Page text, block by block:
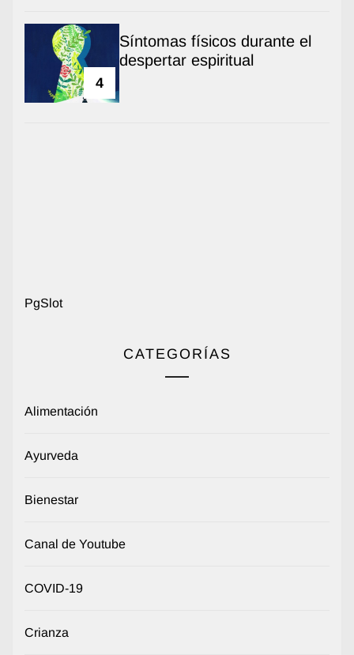
4
Síntomas físicos durante el
despertar espiritual
PgSlot
CATEGORÍAS
Alimentación
Ayurveda
Bienestar
Canal de Youtube
COVID-19
Crianza